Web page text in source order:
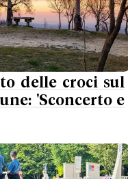
delle croci sul
'Sconcerto e